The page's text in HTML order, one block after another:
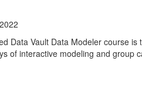
Data Vault Data Modeler course
of interactive modeling and group